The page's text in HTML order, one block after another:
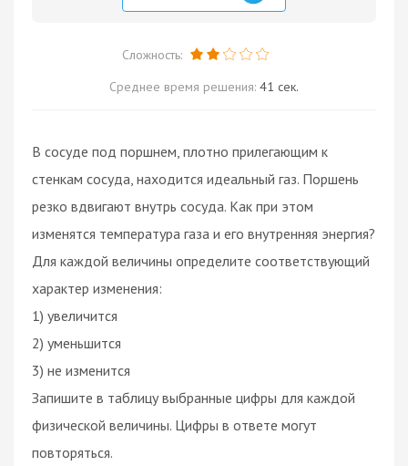
Сложность:
Среднее время решения: 41 сек.
В сосуде под поршнем, плотно прилегающим к
стенкам сосуда, находится идеальный газ. Поршень
резко вдвигают внутрь сосуда. Как при этом
изменятся температура газа и его внутренняя энергия?
Для каждой величины определите соответствующий
характер изменения:
1) увеличится
2) уменьшится
3) не изменится
Запишите в таблицу выбранные цифры для каждой
физической величины. Цифры в ответе могут
повторяться.